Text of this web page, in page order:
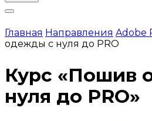
Главная Направления Adobe
одежды с нуля до PRO
Курс «Пошив
нуля до PRO»